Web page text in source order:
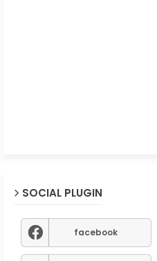
SOCIAL PLUGIN
facebook